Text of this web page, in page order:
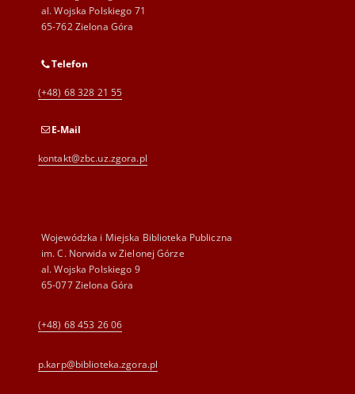
al. Wojska Polskiego 71
65-762 Zielona Góra
Telefon
(+48) 68 328 21 55
E-Mail
kontakt@zbc.uz.zgora.pl
Wojewódzka i Miejska Biblioteka Publiczna
im. C. Norwida w Zielonej Górze
al. Wojska Polskiego 9
65-077 Zielona Góra
(+48) 68 453 26 06
p.karp@biblioteka.zgora.pl